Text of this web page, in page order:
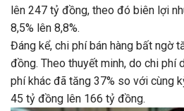
lên 247 tỷ đồng, theo đó biên lợi
8,5% lên 8,8%.
Đáng kể, chi phí bán hàng bất ngờ
đồng. Theo thuyết minh, do chi phí
phí khác đã tăng 37% so với cùng
45 tỷ đồng lên 166 tỷ đồng.